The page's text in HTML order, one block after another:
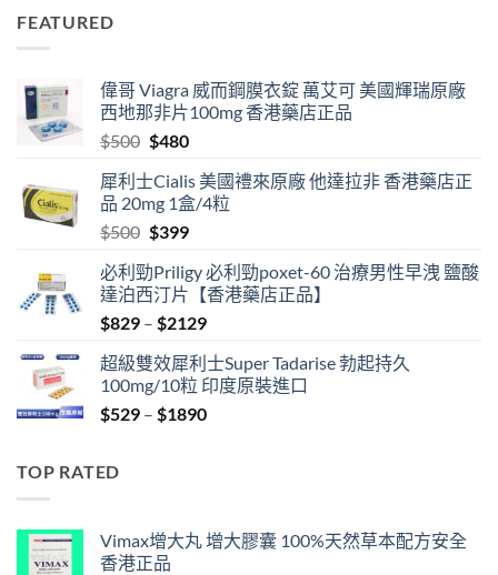
FEATURED
偉哥 Viagra 威而鋼膜衣錠 萬艾可 美國輝瑞原廠
西地那非片100mg 香港藥店正品
$500 Original
was:
$500.
$480Current
is:
$480.
犀利士Cialis 美國禮來原廠 他達拉非 香港藥店正
品 20mg 1盒/4粒
$500 Original
was:
$500.
$399Current
is:
$399.
必利勁Priligy 必利勁poxet-60 治療男性早洩 鹽酸
達泊西汀片【香港藥店正品】
$829 – $2129Price
$829
through
$2129
超級雙效犀利士Super Tadarise 勃起持久
100mg/10粒 印度原裝進口
$529 – $1890Price
TOP RATED
Vimax增大丸 增大膠囊 100%天然草本配方安全
香港正品